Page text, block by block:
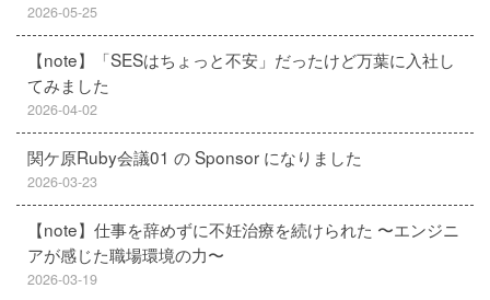
2026-05-25
【note】「SESはちょっと不安」だったけど万葉に入社し
てみました
2026-04-02
関ケ原Ruby会議01 の Sponsor になりました
2026-03-23
【note】仕事を辞めずに不妊治療を続けられた 〜エンジニ
アが感じた職場環境の力〜
2026-03-19